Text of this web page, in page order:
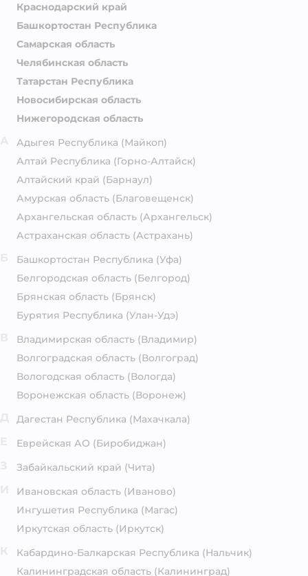
Краснодарский край
Башкортостан Республика
Самарская область
Челябинская область
Татарстан Республика
Новосибирская область
Нижегородская область
Адыгея Республика (Майкоп)
Алтай Республика (Горно-Алтайск)
Алтайский край (Барнаул)
Амурская область (Благовещенск)
Архангельская область (Архангельск)
Астраханская область (Астрахань)
Башкортостан Республика (Уфа)
Белгородская область (Белгород)
Брянская область (Брянск)
Бурятия Республика (Улан-Удэ)
Владимирская область (Владимир)
Волгоградская область (Волгоград)
Вологодская область (Вологда)
Воронежская область (Воронеж)
Дагестан Республика (Махачкала)
Еврейская АО (Биробиджан)
Забайкальский край (Чита)
Ивановская область (Иваново)
Ингушетия Республика (Магас)
Иркутская область (Иркутск)
Кабардино-Балкарская Республика (Нальчик)
Калининградская область (Калининград)